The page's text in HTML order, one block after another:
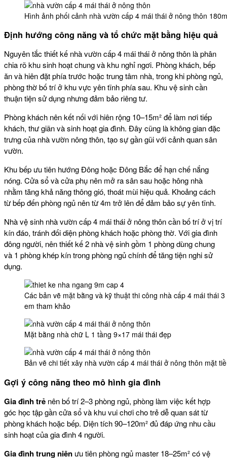
Hình ảnh phối cảnh nhà vườn cấp 4 mái thái ở nông thôn
Định hướng công năng và tổ chức mặt bằng hiệu quả
Nguyên tắc thiết kế nhà vườn cấp 4 mái thái ở nông thôn là phân
chia rõ khu sinh hoạt chung và khu nghỉ ngơi. Phòng khách, bếp
ăn và hiên đặt phía trước hoặc trung tâm nhà, trong khi phòng ngủ,
phòng thờ bố trí ở khu vực yên tĩnh phía sau. Khu vệ sinh cần
thuận tiện sử dụng nhưng đảm bảo riêng tư.
Phòng khách nên kết nối với hiên rộng 10–15m² để làm nơi tiếp
khách, thư giãn và sinh hoạt gia đình. Đây cũng là không gian đặc
trưng của nhà vườn nông thôn, tạo sự gần gũi với cảnh quan sân
vườn.
Khu bếp ưu tiên hướng Đông hoặc Đông Bắc để hạn chế nắng
nóng. Cửa sổ và cửa phụ nên mở ra sân sau hoặc hông nhà
nhằm tăng khả năng thông gió, thoát mùi hiệu quả. Khoảng cách
từ bếp đến phòng ngủ nên từ 4m trở lên để đảm bảo sự yên tĩnh.
Nhà vệ sinh nhà vườn cấp 4 mái thái ở nông thôncần bố trí ở vị trí
kín đáo, tránh đối diện phòng khách hoặc phòng thờ. Với gia đình
đông người, nên thiết kế 2 nhà vệ sinh gồm 1 phòng dùng chung
và 1 phòng khép kín trong phòng ngủ chính để tăng tiện nghi sử
dụng.
Các bản vẽ mặt bằng và kỹ thuật thi công nhà cấp 4 mái thái
em tham khảo
Mặt bằng nhà chữ L 1 tầng 9×17 mái thái đẹp
Bản vẽ chi tiết xây nhà vườn cấp 4 mái thái ở nông thôn mặt
Gợi ý công năng theo mô hình gia đình
Gia đình trẻ nên bố trí 2–3 phòng ngủ, phòng làm việc kết hợp
góc học tập gần cửa sổ và khu vui chơi cho trẻ dễ quan sát từ
phòng khách hoặc bếp. Diện tích 90–120m² đủ đáp ứng nhu cầu
sinh hoạt của gia đình 4 người.
Gia đình trung niên ưu tiên phòng ngủ master 18–25m² có vệ